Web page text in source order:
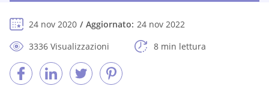
24 nov 2020 Aggiornato: 24 nov 2022
3336 Visualizzazioni
8 min lettura